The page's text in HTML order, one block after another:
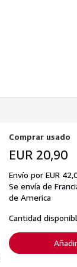
Comprar usado
EUR 20,90
Envío por EUR
Se envía de
de America
Cantidad